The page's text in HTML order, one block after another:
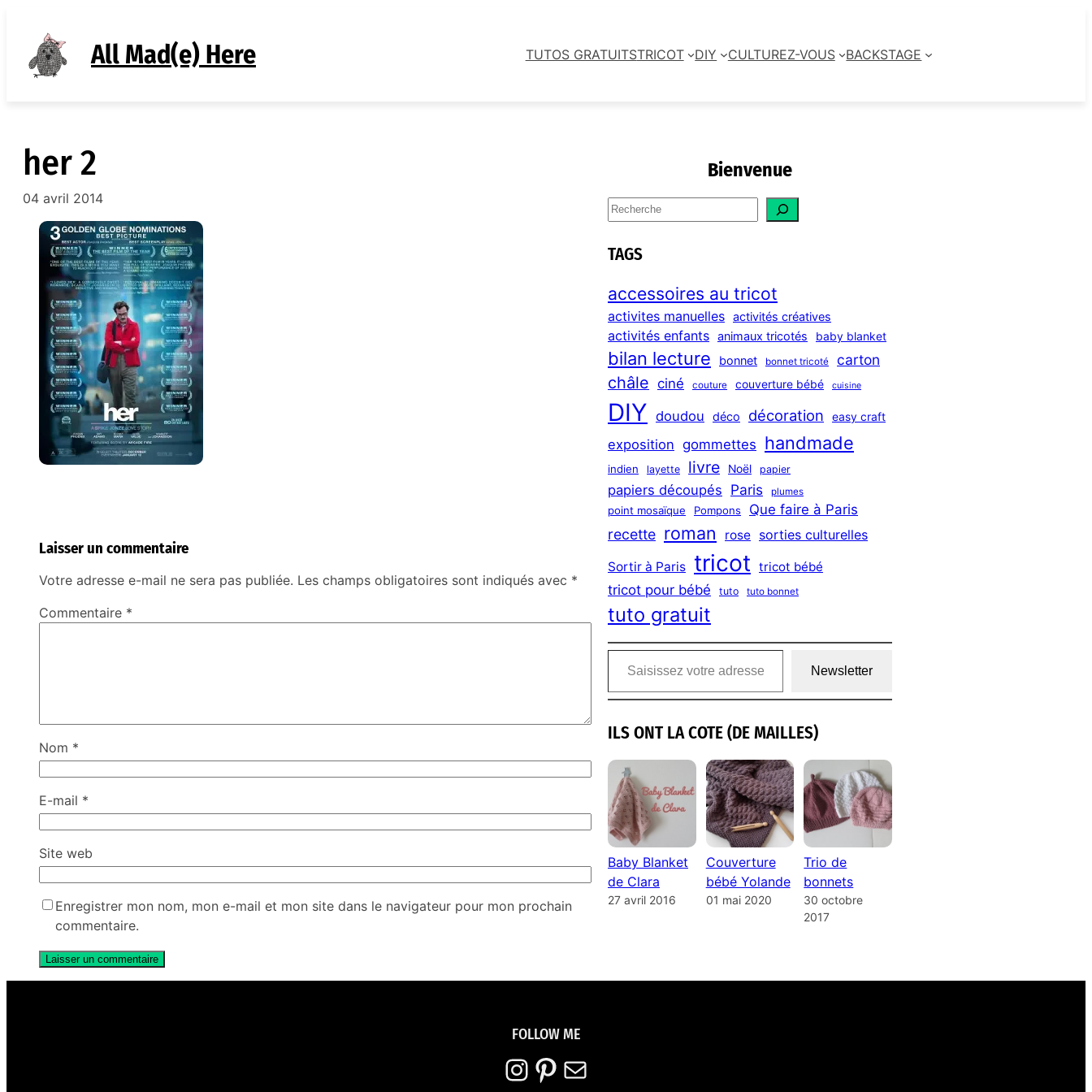
contenu
All Mad(e) Here TUTOS GRATUITSTRICOT DIY CULTUREZ-VOUS BACKSTAGE
her 2
04 avril 2014
Laisser un commentaire
Votre adresse e-mail ne sera pas publiée. Les champs obligatoires sont indiqués avec *
Commentaire *
Nom *
E-mail *
Site web
Enregistrer mon nom, mon e-mail et mon site dans le navigateur pour mon prochain
commentaire.
Bienvenue
S
e
a
r
h
TAGS
accessoires au tricot
activites manuelles activités créatives
activités enfants animaux tricotés baby blanket
bilan lecture bonnet bonnet tricoté carton
châle ciné couture couverture bébé cuisine
DIY doudou déco décoration easy craft
exposition gommettes handmade
indien layette livre Noël papier
papiers découpés Paris plumes
point mosaïque Pompons Que faire à Paris
recette roman rose sorties culturelles
Sortir à Paris tricot tricot bébé
tricot pour bébé tuto tuto bonnet
tuto gratuit
Saisissez votre adresse e-mail…
Newsletter
ILS ONT LA COTE (DE MAILLES)
Baby Blanket
de Clara
27 avril 2016
Couverture
bébé Yolande
01 mai 2020
Trio de
bonnets
30 octobre
2017
FOLLOW ME
Instagram Pinterest E-mail